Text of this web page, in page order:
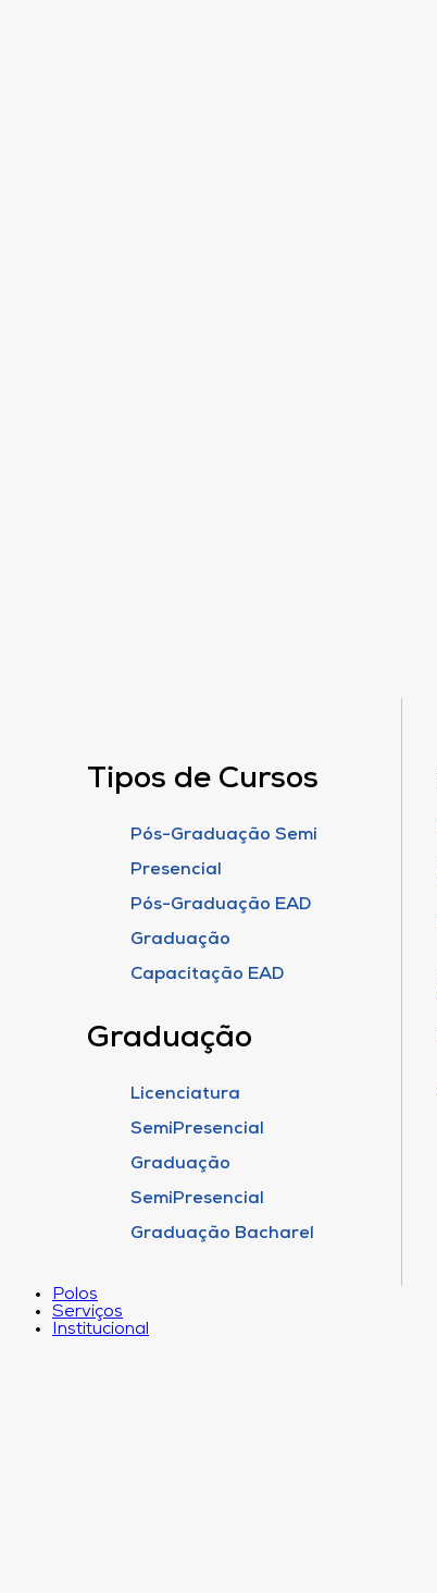
Tipos de Cursos
Pós-Graduação Semi
Presencial
Pós-Graduação EAD
Graduação
Capacitação EAD
Graduação
Licenciatura
SemiPresencial
Graduação
SemiPresencial
Graduação Bacharel
Polos
Serviços
Institucional